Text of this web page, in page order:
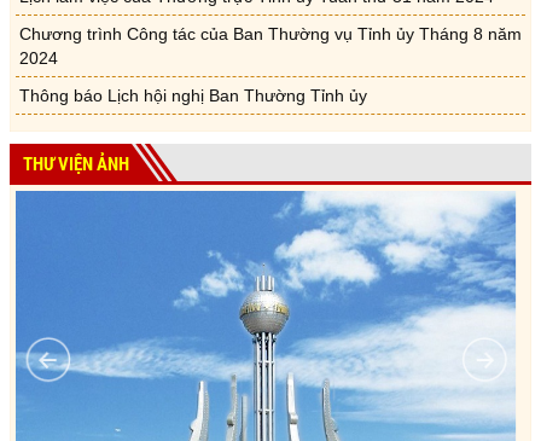
Chương trình Công tác của Ban Thường vụ Tỉnh ủy Tháng 8 năm
2024
Thông báo Lịch hội nghị Ban Thường Tỉnh ủy
Lịch tiếp dân, đối thoại với dân của đồng chí Bí thư Tỉnh ủy năm
2024
THƯ VIỆN ẢNH